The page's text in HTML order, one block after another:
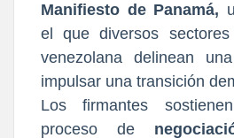
Manifiesto de Panamá,
el que diversos
venezolana delinean
impulsar una transición
Los firmantes
proceso de